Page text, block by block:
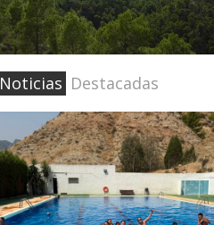
Noticias Destacadas